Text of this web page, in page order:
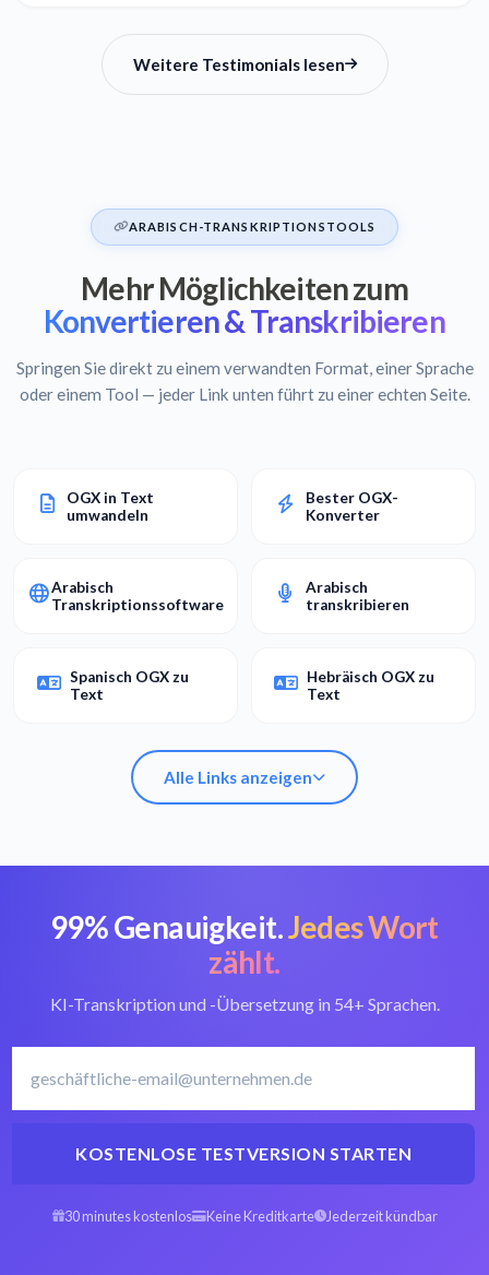
Weitere Testimonials lesen
ARABISCH-TRANSKRIPTIONSTOOLS
Mehr Möglichkeiten zum
Konvertieren & Transkribieren
Springen Sie direkt zu einem verwandten Format, einer Sprache
oder einem Tool — jeder Link unten führt zu einer echten Seite.
OGX in Text
umwandeln
Bester OGX-
Konverter
Arabisch
Transkriptionssoftware
Arabisch
transkribieren
Spanisch OGX zu
Text
Hebräisch OGX zu
Text
Alle Links anzeigen
OGX in Text
umwandeln
Bester OGX-
Konverter
Arabisch
Arabisch
99% Genauigkeit.Jedes Wort
zählt.
KI-Transkription und -Übersetzung in 54+ Sprachen.
KOSTENLOSE TESTVERSION STARTEN
30 minutes kostenlos Keine Kreditkarte Jederzeit kündbar